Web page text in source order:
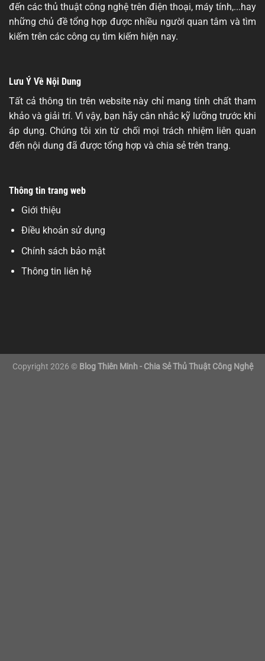
đến các thủ thuật công nghệ trên điện thoại, máy tính,...hay
những chủ đề tổng hợp được nhiều người quan tâm và tìm
kiếm trên các công cụ tìm kiếm hiện nay.
Lưu Ý Về Nội Dung
Tất cả thông tin trên website này chỉ mang tính chất tham
khảo và giải trí. Vì vậy, bạn hãy cân nhắc kỹ lưỡng trước khi
áp dụng. Chúng tôi xin từ chối mọi trách nhiệm liên quan
đến nội dung đã được tổng hợp và chia sẻ trên trang.
Thông tin trang web
Giới thiệu
Điều khoản sử dụng
Chính sách bảo mật
Thông tin liên hệ
Copyright 2026 © Blog Thiên Minh - Chia Sẻ Thủ Thuật Công Nghệ